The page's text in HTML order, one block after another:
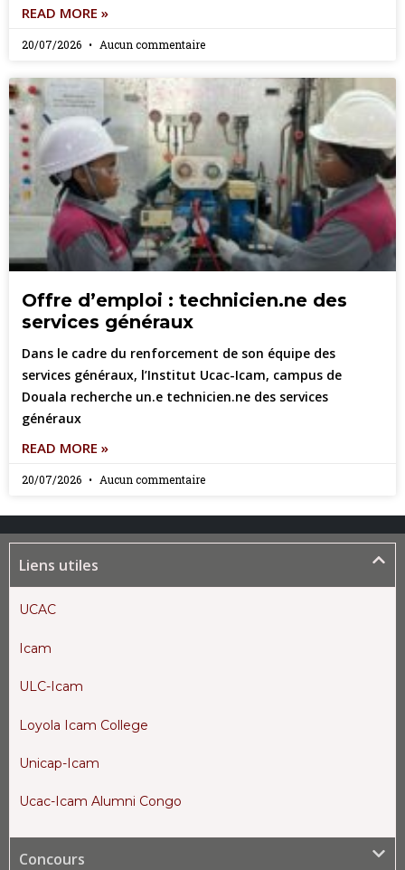
READ MORE »
20/07/2026 Aucun commentaire
Offre d’emploi : technicien.ne des
services généraux
Dans le cadre du renforcement de son équipe des
services généraux, l’Institut Ucac-Icam, campus de
Douala recherche un.e technicien.ne des services
généraux
READ MORE »
20/07/2026 Aucun commentaire
Liens utiles
UCAC
Icam
ULC-Icam
Loyola Icam College
Unicap-Icam
Ucac-Icam Alumni Congo
Concours